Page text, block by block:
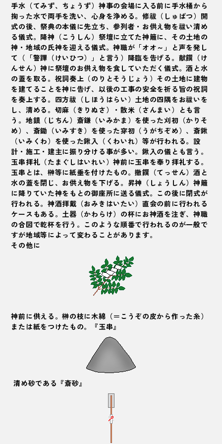
手水（てみず、ちょうず）神事の会場に入る前に手水桶から
掬った水で両手を洗い、心身を浄める。修祓 （しゅばつ）開
式の後、祭典の本儀に先立ち、参列者・お供え物を祓い清め
る儀式。降神（こうしん）祭壇に立てた神籬に、その土地の
神・地域の氏神を迎える儀式。神職が「オオ～」と声を発し
て（「警蹕（けいひつ）」と言う）降臨を告げる。献饌（け
んせん）神に祭壇のお供え物を食していただく儀式。酒と水
の蓋を取る。祝詞奏上（のりとそうじょう）その土地に建物
を建てることを神に告げ、以後の工事の安全を祈る旨の祝詞
を奏上する。四方祓（しほうはらい）土地の四隅をお祓いを
し、清める。切麻（きりぬさ）・散米（さんまい）とも言
う。地鎮（じちん）斎鎌（いみかま）を使った刈初（かりそ
め）、斎鋤（いみすき）を使った穿初（うがちぞめ）、斎鍬
（いみくわ）を使った鍬入（くわいれ）等が行われる。設
計・施工・建主に振り分ける事が多い。鍬入の儀とも言う。
玉串拝礼（たまぐしはいれい）神前に玉串を奉り拝礼する。
玉串とは、榊等に紙垂を付けたもの。撤饌（てっせん）酒と
水の蓋を閉じ、お供え物を下げる。昇神（しょうしん）神籬
に降りていた神をもとの御座所に送る儀式。この後に閉式が
行われる。 神酒拝戴（おみきはいたい）直会の前に行われる
ケースもある。土器（かわらけ）の杯にお神酒を注ぎ、神職
の合図で乾杯を行う。このような順番で行われるのが一般で
すが地域等によって変わることがあります。
その他に
神前に供える。榊の枝に木綿（＝こうぞの皮から作った糸）
または紙をつけたもの。『玉串』
清め砂である『斎砂』